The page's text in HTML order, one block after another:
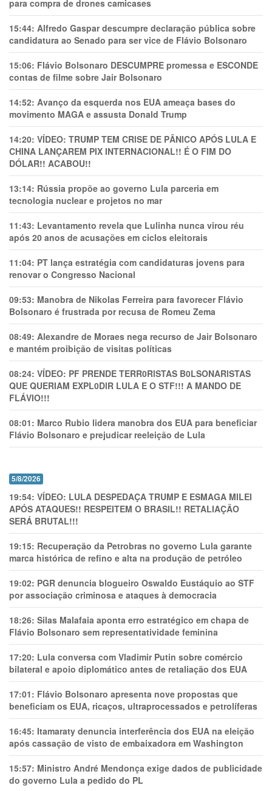
para compra de drones camicases
15:44: Alfredo Gaspar descumpre declaração pública sobre
candidatura ao Senado para ser vice de Flávio Bolsonaro
15:06: Flávio Bolsonaro DESCUMPRE promessa e ESCONDE
contas de filme sobre Jair Bolsonaro
14:52: Avanço da esquerda nos EUA ameaça bases do
movimento MAGA e assusta Donald Trump
14:20: VÍDEO: TRUMP TEM CRlSE DE PÂNlCO APÓS LULA E
CHINA LANÇAREM PIX INTERNACIONAL!! É O FIM DO
DÓLAR!! ACABOU!!
13:14: Rússia propõe ao governo Lula parceria em
tecnologia nuclear e projetos no mar
11:43: Levantamento revela que Lulinha nunca virou réu
após 20 anos de acusações em ciclos eleitorais
11:04: PT lança estratégia com candidaturas jovens para
renovar o Congresso Nacional
09:53: Manobra de Nikolas Ferreira para favorecer Flávio
Bolsonaro é frustrada por recusa de Romeu Zema
08:49: Alexandre de Moraes nega recurso de Jair Bolsonaro
e mantém proibição de visitas políticas
08:24: VÍDEO: PF PRENDE TERR0RlSTAS B0LSONARlSTAS
QUE QUERIAM EXPL0DlR LULA E O STF!!! A MANDO DE
FLÁVIO!!!
08:01: Marco Rubio lidera manobra dos EUA para beneficiar
Flávio Bolsonaro e prejudicar reeleição de Lula
5/8/2026
19:54: VÍDEO: LULA DESPEDAÇA TRUMP E ESMAGA MILEI
APÓS ATAQUES!! RESPEITEM O BRASIL!! RETALIAÇÃO
SERÁ BRUTAL!!!
19:15: Recuperação da Petrobras no governo Lula garante
marca histórica de refino e alta na produção de petróleo
19:02: PGR denuncia blogueiro Oswaldo Eustáquio ao STF
por associação criminosa e ataques à democracia
18:26: Silas Malafaia aponta erro estratégico em chapa de
Flávio Bolsonaro sem representatividade feminina
17:20: Lula conversa com Vladimir Putin sobre comércio
bilateral e apoio diplomático antes de retaliação dos EUA
17:01: Flávio Bolsonaro apresenta nove propostas que
beneficiam os EUA, ricaços, ultraprocessados e petrolíferas
16:45: Itamaraty denuncia interferência dos EUA na eleição
após cassação de visto de embaixadora em Washington
15:57: Ministro André Mendonça exige dados de publicidade
do governo Lula a pedido do PL